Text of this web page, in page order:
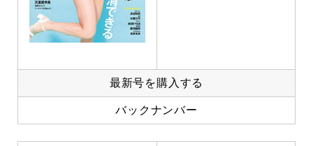
最新号を購入する
バックナンバー